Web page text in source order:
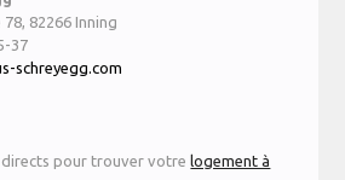
82266 Inning
37
schreyegg.com
directs pour trouver votrelogement à